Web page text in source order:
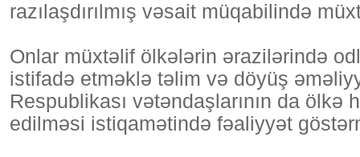
razılaşdırılmış vəsait müqabilində
Onlar müxtəlif ölkələrin ərazilərində
istifadə etməklə təlim və döyüş
Respublikası vətəndaşlarının da
edilməsi istiqamətində fəaliyyət